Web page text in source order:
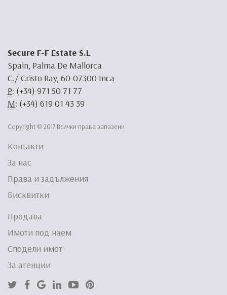
Secure F-F Estate S.L
Spain, Palma De Mallorca
C./ Cristo Ray, 60-07300 Inca
P: (+34) 971 50 71 77
M: (+34) 619 01 43 39
Copyright © 2017 Всички права запазени
Контакти
За нас
Права и задължения
Бисквитки
Продава
Имоти под наем
Сподели имот
За агенции